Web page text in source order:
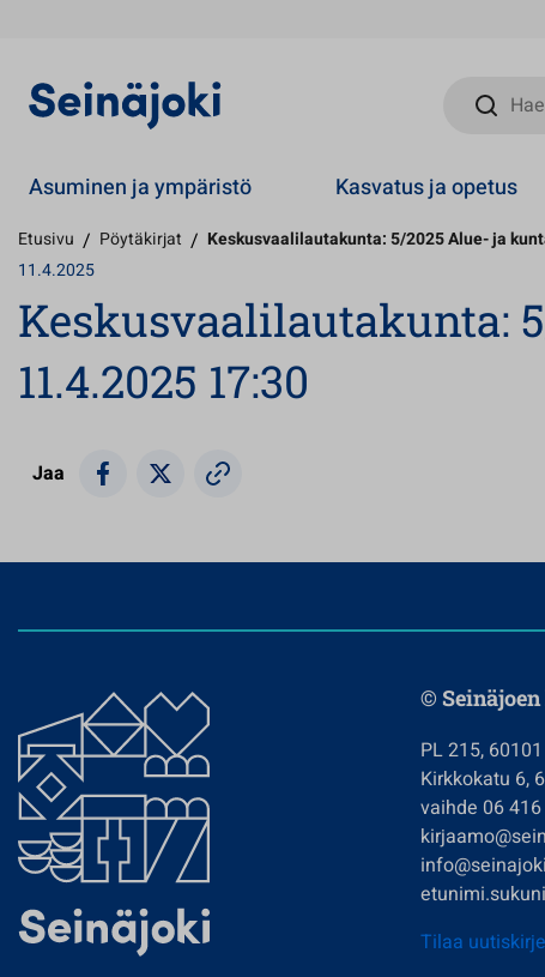
Hae
Asuminen ja ympäristö Kasvatus ja opetus
Etusivu / Pöytäkirjat / Keskusvaalilautakunta: 5/2025 Alue- ja
11.4.2025
Keskusvaalilautakunta:
11.4.2025 17:30
Jaa
©
PL 215,
Kirkkokatu 6,
vaihde 06 416
Tilaa uutiskirje